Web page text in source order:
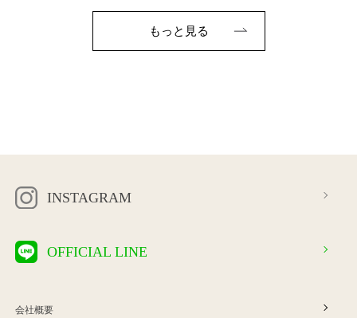
もっと見る
INSTAGRAM
OFFICIAL LINE
会社概要